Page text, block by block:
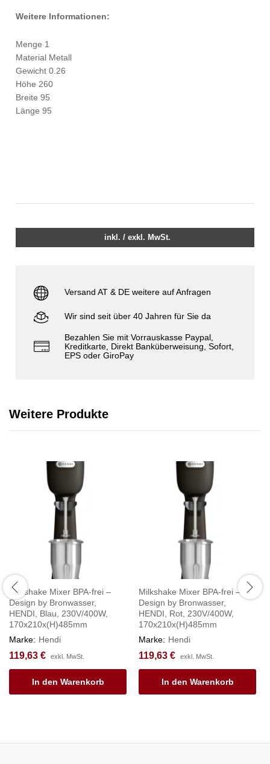
Weitere Informationen:
Menge 1
Material Metall
Gewicht 0.26
Höhe 260
Breite 95
Länge 95
inkl. / exkl. MwSt.
Versand AT & DE weitere auf Anfragen
Wir sind seit über 40 Jahren für Sie da
Bezahlen Sie mit Vorrauskasse Paypal,
Kreditkarte, Direkt Banküberweisung, Sofort,
EPS oder GiroPay
Weitere Produkte
Milkshake Mixer BPA-frei –
Design by Bronwasser,
HENDI, Blau, 230V/400W,
170x210x(H)485mm
Marke: Hendi
119,63 € exkl. MwSt.
In den Warenkorb
Milkshake Mixer BPA-frei –
Design by Bronwasser,
HENDI, Rot, 230V/400W,
170x210x(H)485mm
Marke: Hendi
119,63 € exkl. MwSt.
In den Warenkorb